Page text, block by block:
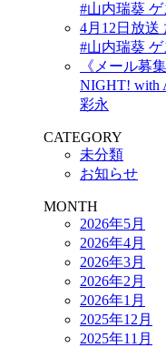
#山内瑞葵
4月12日放送
#山内瑞葵
《メール募
NIGHT! with
彩永
CATEGORY
未分類
お知らせ
MONTH
2026年5月
2026年4月
2026年3月
2026年2月
2026年1月
2025年12月
2025年11月